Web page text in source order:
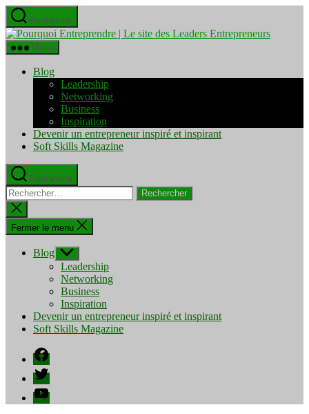
Aller
au
contenu
Recherche
Pourquoi
Menu
Blog
Leadership
Networking
Business
Inspiration
Devenir un entrepreneur inspiré et inspirant
Soft Skills Magazine
Recherche
Rechercher :
Fermer
la
recherche
Fermer le menu
Blog Afficher
le
sous-
menu
Leadership
Networking
Business
Inspiration
Devenir un entrepreneur inspiré et inspirant
Soft Skills Magazine
Facebook
Twitter
YouTube